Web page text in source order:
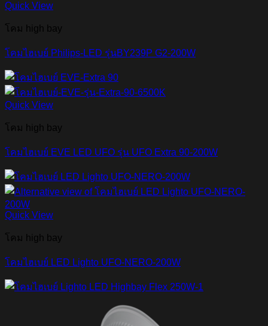
Quick View
โคม high bay
โคมไฮเบย์ Philips-LED รุ่นBY239P G2-200W
Quick View
โคม high bay
โคมไฮเบย์ EVE LED UFO รุ่น UFO Extra 90-200W
Quick View
โคม high bay
โคมไฮเบย์ LED Lighto UFO-NERO-200W